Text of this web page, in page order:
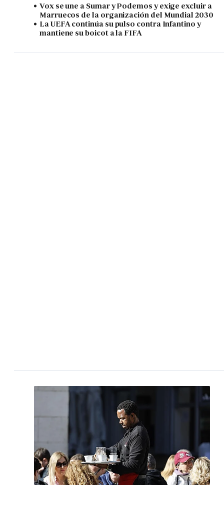
Vox se une a Sumar y Podemos y exige excluir a
Marruecos de la organización del Mundial 2030
La UEFA continúa su pulso contra Infantino y
mantiene su boicot a la FIFA